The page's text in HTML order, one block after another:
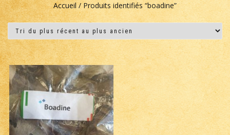
Accueil / Produits identifiés “boadine”